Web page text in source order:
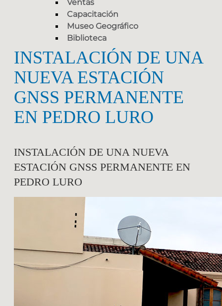
Ventas
Capacitación
Museo Geográfico
Biblioteca
INSTALACIÓN DE UNA
NUEVA ESTACIÓN
GNSS PERMANENTE
EN PEDRO LURO
INSTALACIÓN DE UNA NUEVA
ESTACIÓN GNSS PERMANENTE EN
PEDRO LURO